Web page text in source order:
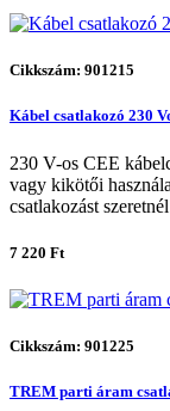
Cikkszám: 901215
Kábel csatlakozó 230
230 V-os CEE
vagy kikötői
csatlakozást
7 220 Ft
Cikkszám: 901225
TREM parti áram